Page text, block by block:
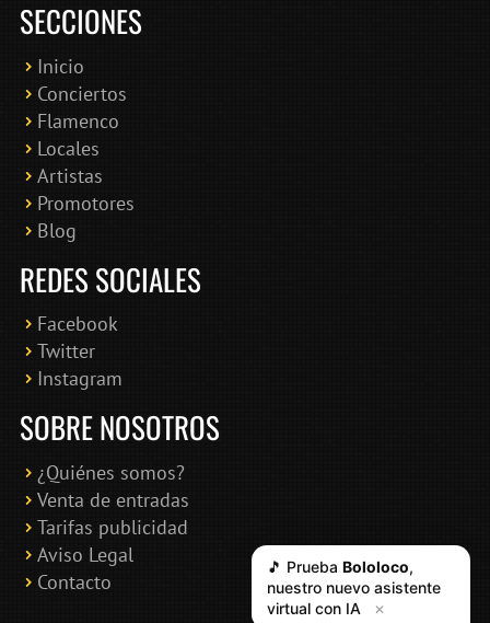
SECCIONES
Inicio
Conciertos
Flamenco
Locales
Artistas
Promotores
Blog
REDES SOCIALES
Facebook
Twitter
Instagram
SOBRE NOSOTROS
¿Quiénes somos?
Venta de entradas
Tarifas publicidad
Aviso Legal
Contacto
🎵 Prueba Bololoco,
nuestro nuevo asistente
virtual con IA
✕